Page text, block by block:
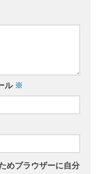
ル ※
めブラウザーに自分